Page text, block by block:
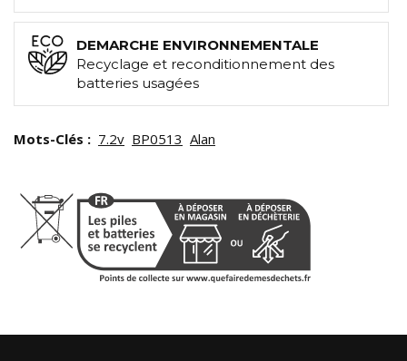
DEMARCHE ENVIRONNEMENTALE
Recyclage et reconditionnement des
batteries usagées
Mots-Clés : 7.2v BP0513 Alan